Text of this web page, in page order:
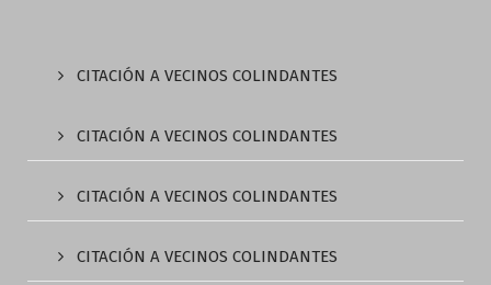
CITACIÓN A VECINOS COLINDANTES
CITACIÓN A VECINOS COLINDANTES
CITACIÓN A VECINOS COLINDANTES
CITACIÓN A VECINOS COLINDANTES